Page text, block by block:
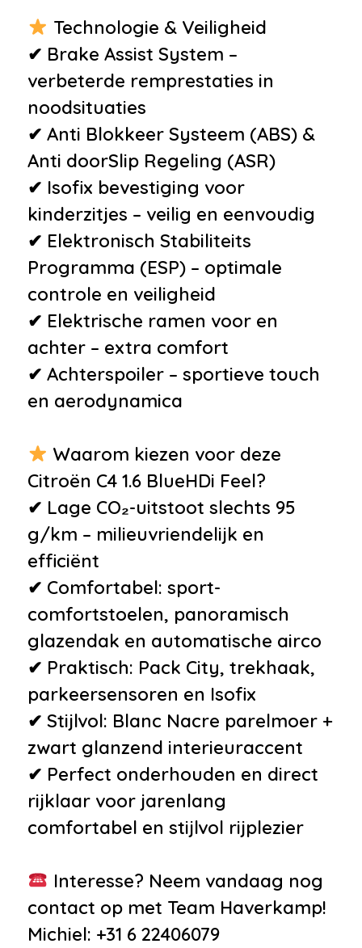
•Extra getinte achterste zijruiten
en achterruit
•Pack City
•Panoramisch vast glazendak
•Radio CD/MP3 speler met
stuurwielbediening
•Bluetooth
•Extra getint glas achter
•Roetfilter
•Zomerbanden
Technologie & Veiligheid
✔ Brake Assist System –
verbeterde remprestaties in
noodsituaties
✔ Anti Blokkeer Systeem (ABS) &
Anti doorSlip Regeling (ASR)
✔ Isofix bevestiging voor
kinderzitjes – veilig en eenvoudig
✔ Elektronisch Stabiliteits
Programma (ESP) – optimale
controle en veiligheid
✔ Elektrische ramen voor en
achter – extra comfort
✔ Achterspoiler – sportieve touch
en aerodynamica
Waarom kiezen voor deze
Citroën C4 1.6 BlueHDi Feel?
✔ Lage CO₂-uitstoot slechts 95
g/km – milieuvriendelijk en
efficiënt
✔ Comfortabel: sport-
comfortstoelen, panoramisch
glazendak en automatische airco
✔ Praktisch: Pack City, trekhaak,
parkeersensoren en Isofix
✔ Stijlvol: Blanc Nacre parelmoer +
zwart glanzend interieuraccent
✔ Perfect onderhouden en direct
rijklaar voor jarenlang
comfortabel en stijlvol rijplezier
Interesse? Neem vandaag nog
contact op met Team Haverkamp!
Michiel: +31 6 22406079